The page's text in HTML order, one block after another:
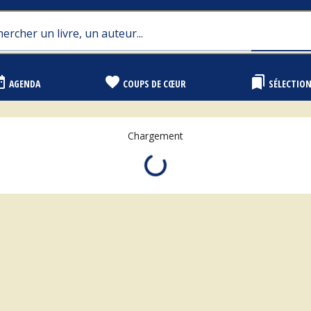
AGENDA favorite COUPS DE CŒUR bookmarks
Chargement